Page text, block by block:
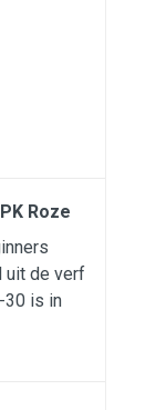
Roze
uit de verf
30 is in